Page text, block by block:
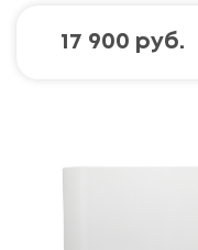
17 900 руб.